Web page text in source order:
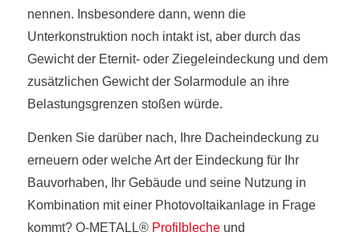
nennen. Insbesondere dann, wenn die
Unterkonstruktion noch intakt ist, aber durch das
Gewicht der Eternit- oder Ziegeleindeckung und dem
zusätzlichen Gewicht der Solarmodule an ihre
Belastungsgrenzen stoßen würde.
Denken Sie darüber nach, Ihre Dacheindeckung zu
erneuern oder welche Art der Eindeckung für Ihr
Bauvorhaben, Ihr Gebäude und seine Nutzung in
Kombination mit einer Photovoltaikanlage in Frage
kommt? O-METALL® Profilblecheund